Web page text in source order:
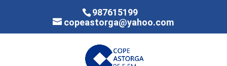
987615199
copeastorga@yahoo.com